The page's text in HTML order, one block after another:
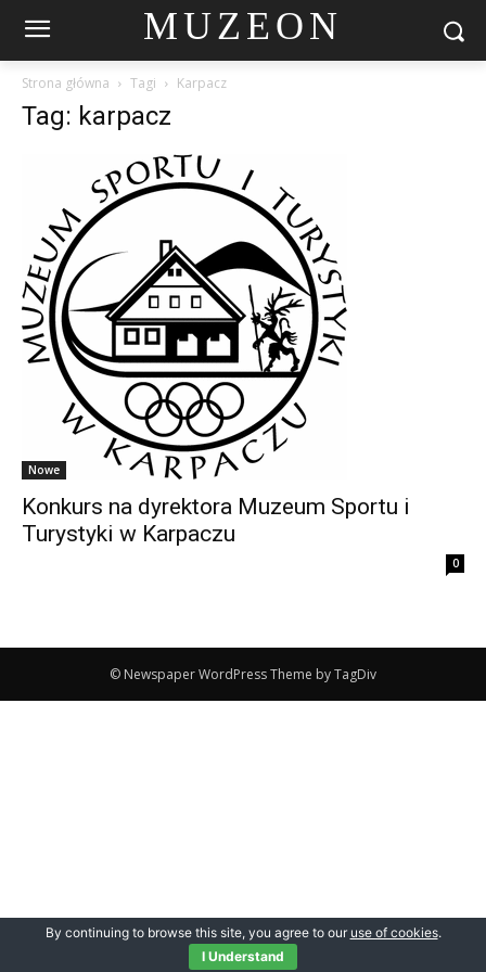
MUZEON
Strona główna Tagi Karpacz
Tag: karpacz
Nowe
Konkurs na dyrektora Muzeum Sportu i
Turystyki w Karpaczu
0
© Newspaper WordPress Theme by TagDiv
By continuing to browse this site, you agree to our use of cookies.
I Understand